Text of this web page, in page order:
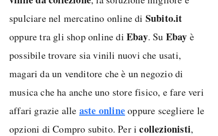
spulciare nel mercatino online di Subito.it
oppure tra gli shop online di Ebay. Su Ebay è
possibile trovare sia vinili nuovi che usati,
magari da un venditore che è un negozio di
musica che ha anche uno store fisico, e fare veri
affari grazie alle aste onlineoppure scegliere le
opzioni di Compro subito. Per icollezionisti,